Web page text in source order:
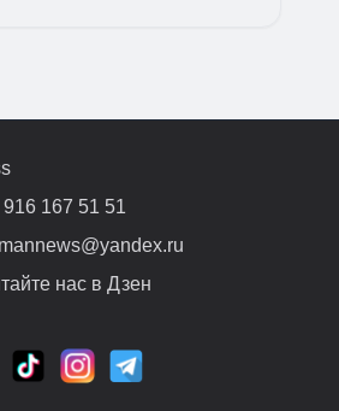
916 167 51 51
нас в Дзен